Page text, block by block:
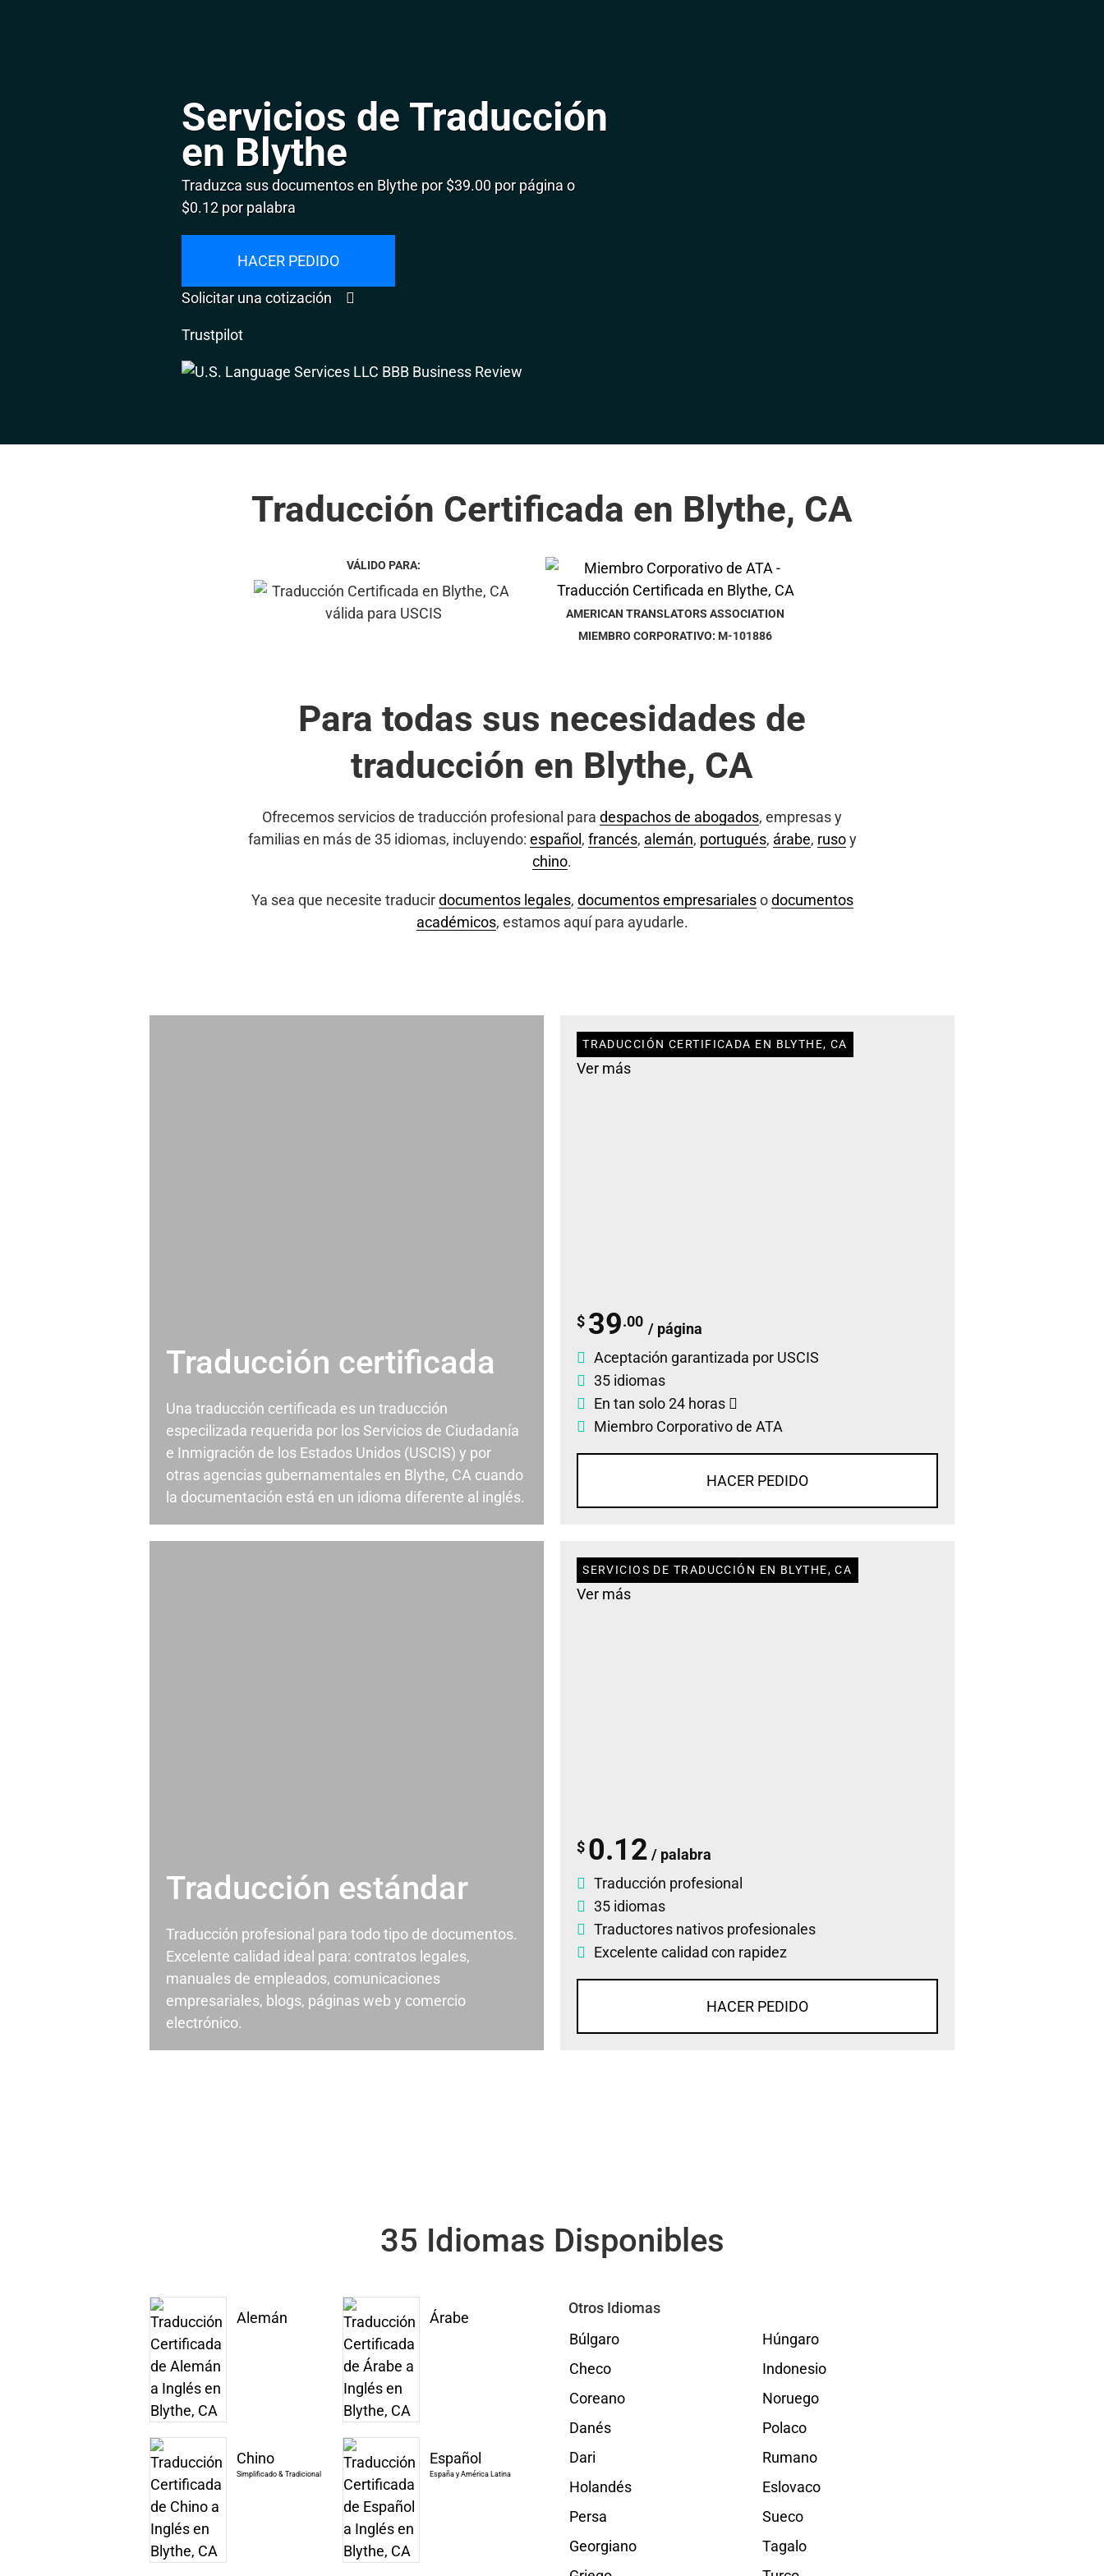
Servicios de Traducción
en Blythe
Traduzca sus documentos en Blythe por $39.00 por página o
$0.12 por palabra
HACER PEDIDO
Solicitar una cotización
Trustpilot
Traducción Certificada en Blythe, CA
VÁLIDO PARA:
AMERICAN TRANSLATORS ASSOCIATION
MIEMBRO CORPORATIVO: M-101886
Para todas sus necesidades de
traducción en Blythe, CA
Ofrecemos servicios de traducción profesional para despachos de abogados, empresas y
familias en más de 35 idiomas, incluyendo: español , francés, alemán, portugués, árabe, rusoy
chino.
Ya sea que necesite traducirdocumentos legales, documentos empresarialesodocumentos
académicos, estamos aquí para ayudarle.
Traducción certificada
Una traducción certificada es un traducción
especilizada requerida por los Servicios de Ciudadanía
e Inmigración de los Estados Unidos (USCIS) y por
otras agencias gubernamentales en Blythe, CA cuando
la documentación está en un idioma diferente al inglés.
TRADUCCIÓN CERTIFICADA EN BLYTHE, CA
Ver más
$ 39.00 / página
Aceptación garantizada por USCIS
35 idiomas
En tan solo 24 horas
Miembro Corporativo de ATA
HACER PEDIDO
Traducción estándar
Traducción profesional para todo tipo de documentos.
Excelente calidad ideal para: contratos legales,
manuales de empleados, comunicaciones
empresariales, blogs, páginas web y comercio
electrónico.
SERVICIOS DE TRADUCCIÓN EN BLYTHE, CA
Ver más
$ 0.12 / palabra
Traducción profesional
35 idiomas
Traductores nativos profesionales
Excelente calidad con rapidez
HACER PEDIDO
35 Idiomas Disponibles
Alemán Árabe
Chino
Simplificado & Tradicional
Español
España y América Latina
Otros Idiomas
Búlgaro
Checo
Coreano
Danés
Dari
Holandés
Persa
Georgiano
Húngaro
Indonesio
Noruego
Polaco
Rumano
Eslovaco
Sueco
Tagalo